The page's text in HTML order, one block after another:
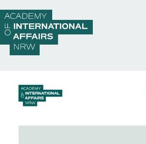
Akademie
DEEN